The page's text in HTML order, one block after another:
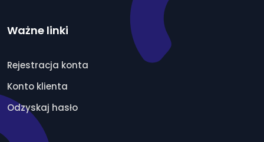
Ważne linki
Rejestracja konta
Konto klienta
Odzyskaj hasło